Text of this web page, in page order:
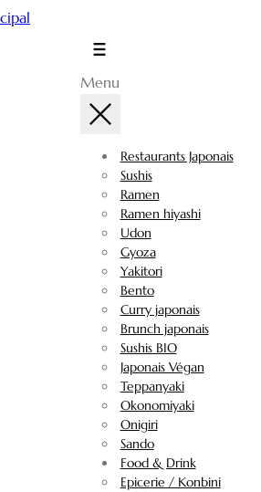
Menu
Restaurants Japonais
Sushis
Ramen
Ramen hiyashi
Udon
Gyoza
Yakitori
Bento
Curry japonais
Brunch japonais
Sushis BIO
Japonais Végan
Teppanyaki
Okonomiyaki
Onigiri
Sando
Food & Drink
Epicerie / Konbini